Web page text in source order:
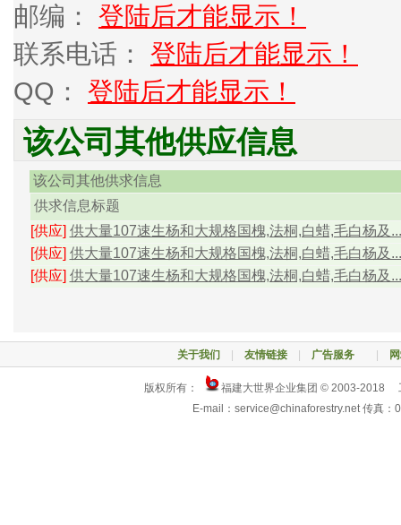
邮编： 登陆后才能显示！
联系电话： 登陆后才能显示！
QQ： 登陆后才能显示！
该公司其他供应信息
该公司其他供求信息
供求信息标题
[供应] 供大量107速生杨和大规格国槐,法桐,白蜡,毛白杨及
[供应] 供大量107速生杨和大规格国槐,法桐,白蜡,毛白杨及
[供应] 供大量107速生杨和大规格国槐,法桐,白蜡,毛白杨及
关于我们 友情链接| 广告服务
版权所有：
福建大世界企业集团 © 2003-2018
E-mail：service@chinaforestry.net 传真